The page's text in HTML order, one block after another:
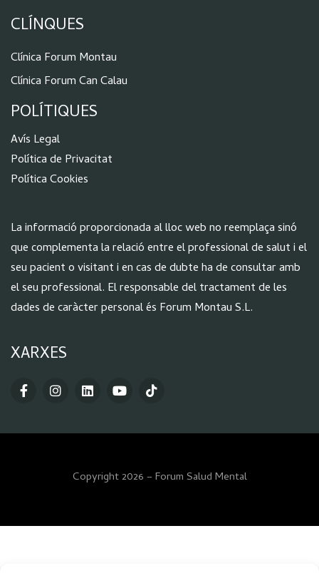
CLÍNQUES
Clínica Forum Montau
Clínica Forum Can Calau
POLÍTIQUES
Avís Legal
Política de Privacitat
Política Cookies
La informació proporcionada al lloc web no reemplaça sinó
que complementa la relació entre el professional de salut i el
seu pacient o visitant i en cas de dubte ha de consultar amb
el seu professional. El responsable del tractament de les
dades de caràcter personal és Forum Montau S.L.
XARXES
Copyright 2026 – Forum Salud Mental